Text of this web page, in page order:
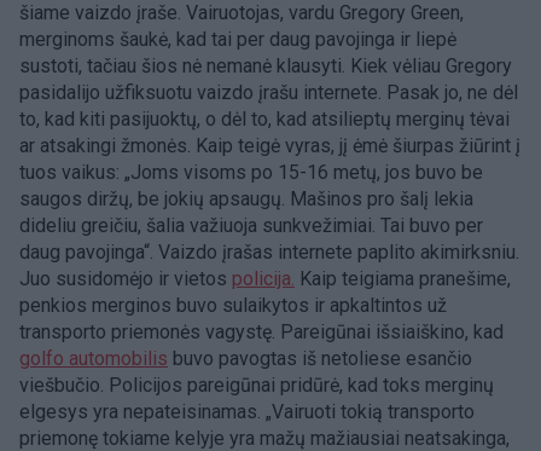
šiame vaizdo įraše. Vairuotojas, vardu Gregory Green,
merginoms šaukė, kad tai per daug pavojinga ir liepė
sustoti, tačiau šios nė nemanė klausyti. Kiek vėliau Gregory
pasidalijo užfiksuotu vaizdo įrašu internete. Pasak jo, ne dėl
to, kad kiti pasijuoktų, o dėl to, kad atsilieptų merginų tėvai
ar atsakingi žmonės. Kaip teigė vyras, jį ėmė šiurpas žiūrint į
tuos vaikus: „Joms visoms po 15-16 metų, jos buvo be
saugos diržų, be jokių apsaugų. Mašinos pro šalį lekia
dideliu greičiu, šalia važiuoja sunkvežimiai. Tai buvo per
daug pavojinga“. Vaizdo įrašas internete paplito akimirksniu.
Juo susidomėjo ir vietos policija. Kaip teigiama pranešime,
penkios merginos buvo sulaikytos ir apkaltintos už
transporto priemonės vagystę. Pareigūnai išsiaiškino, kad
golfo automobilis buvo pavogtas iš netoliese esančio
viešbučio. Policijos pareigūnai pridūrė, kad toks merginų
elgesys yra nepateisinamas. „Vairuoti tokią transporto
priemonę tokiame kelyje yra mažų mažiausiai neatsakinga,